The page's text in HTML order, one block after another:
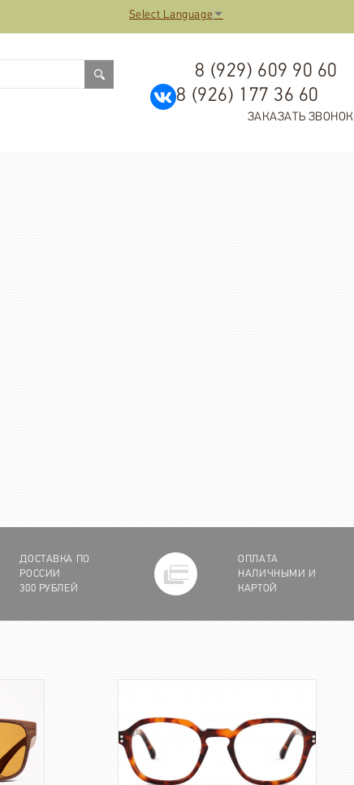
Select Language ▼
8 (929) 609 90 60
8 (926) 177 36 60
ЗАКАЗАТЬ ЗВОНОК
ДОСТАВКА ПО
РОССИИ
300 РУБЛЕЙ
ОПЛАТА
НАЛИЧНЫМИ И
КАРТОЙ